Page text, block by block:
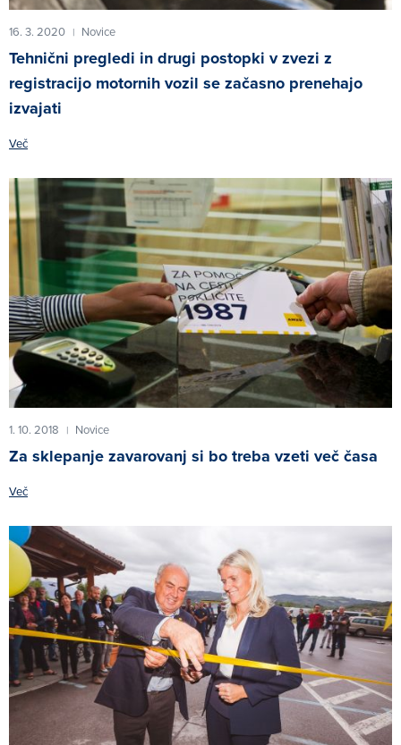
16. 3. 2020 | Novice
Tehnični pregledi in drugi postopki v zvezi z
registracijo motornih vozil se začasno prenehajo
izvajati
Več
1. 10. 2018 | Novice
Za sklepanje zavarovanj si bo treba vzeti več časa
Več